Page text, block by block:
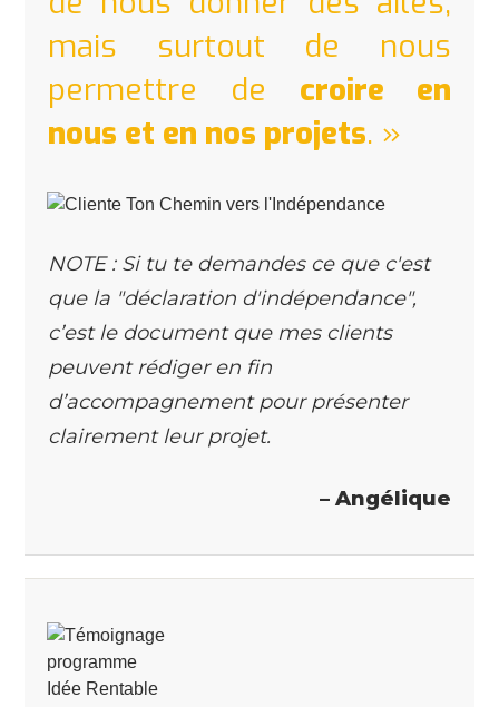
mais surtout de nous
permettre de croire en
nous et en nos projets. »
NOTE : Si tu te demandes ce que c'est
que la "déclaration d'indépendance",
c’est le document que mes clients
peuvent rédiger en fin
d’accompagnement pour présenter
clairement leur projet.
– Angélique